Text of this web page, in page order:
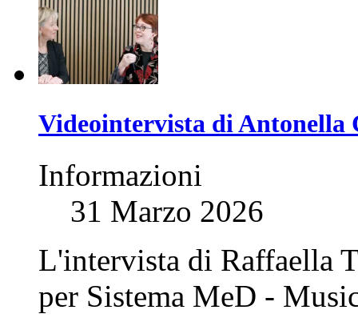
Videointervista di Antonella
Informazioni
31 Marzo 2026
L'intervista di Raffaella
per Sistema MeD -